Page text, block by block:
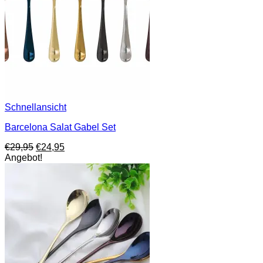
Schnellansicht
Barcelona Salat Gabel Set
€29,95 Ursprünglicher
Preis
€24,95Aktueller
Angebot!